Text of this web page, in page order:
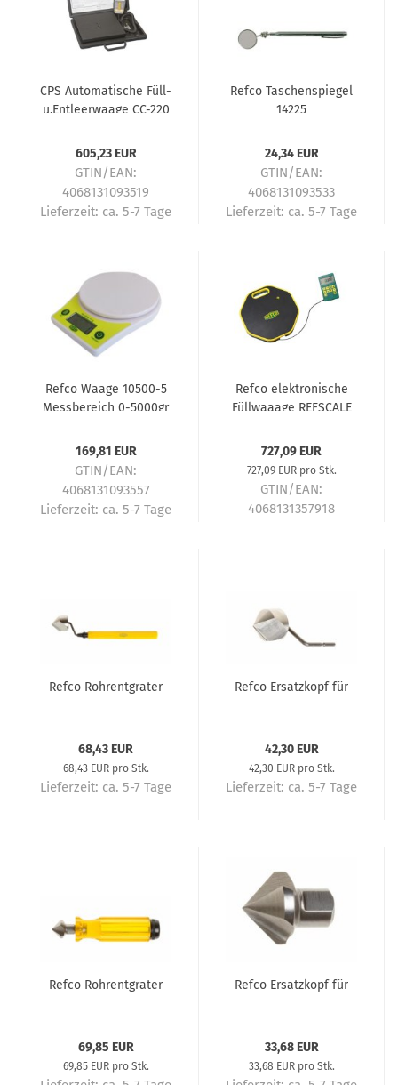
CPS Automatische Füll-
u.Entleerwaage CC-220
605,23 EUR
GTIN/EAN:
4068131093519
Lieferzeit: ca. 5-7 Tage
Refco Taschenspiegel
14225
24,34 EUR
GTIN/EAN:
4068131093533
Lieferzeit: ca. 5-7 Tage
Refco Waage 10500-5
Messbereich 0-5000gr
169,81 EUR
GTIN/EAN:
4068131093557
Lieferzeit: ca. 5-7 Tage
Refco elektronische
Füllwaaage REFSCALE
727,09 EUR
727,09 EUR pro Stk.
GTIN/EAN:
4068131357918
Refco Rohrentgrater
68,43 EUR
68,43 EUR pro Stk.
Lieferzeit: ca. 5-7 Tage
Refco Ersatzkopf für
42,30 EUR
42,30 EUR pro Stk.
Lieferzeit: ca. 5-7 Tage
Refco Rohrentgrater
69,85 EUR
69,85 EUR pro Stk.
Refco Ersatzkopf für
33,68 EUR
33,68 EUR pro Stk.